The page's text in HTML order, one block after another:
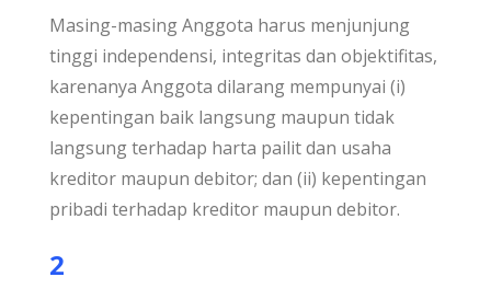
Masing-masing Anggota harus menjunjung
tinggi independensi, integritas dan objektifitas,
karenanya Anggota dilarang mempunyai (i)
kepentingan baik langsung maupun tidak
langsung terhadap harta pailit dan usaha
kreditor maupun debitor; dan (ii) kepentingan
pribadi terhadap kreditor maupun debitor.
2